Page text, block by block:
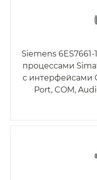
Siemens 6ES7661-
процессами
с интерфейсами
Port, COM,